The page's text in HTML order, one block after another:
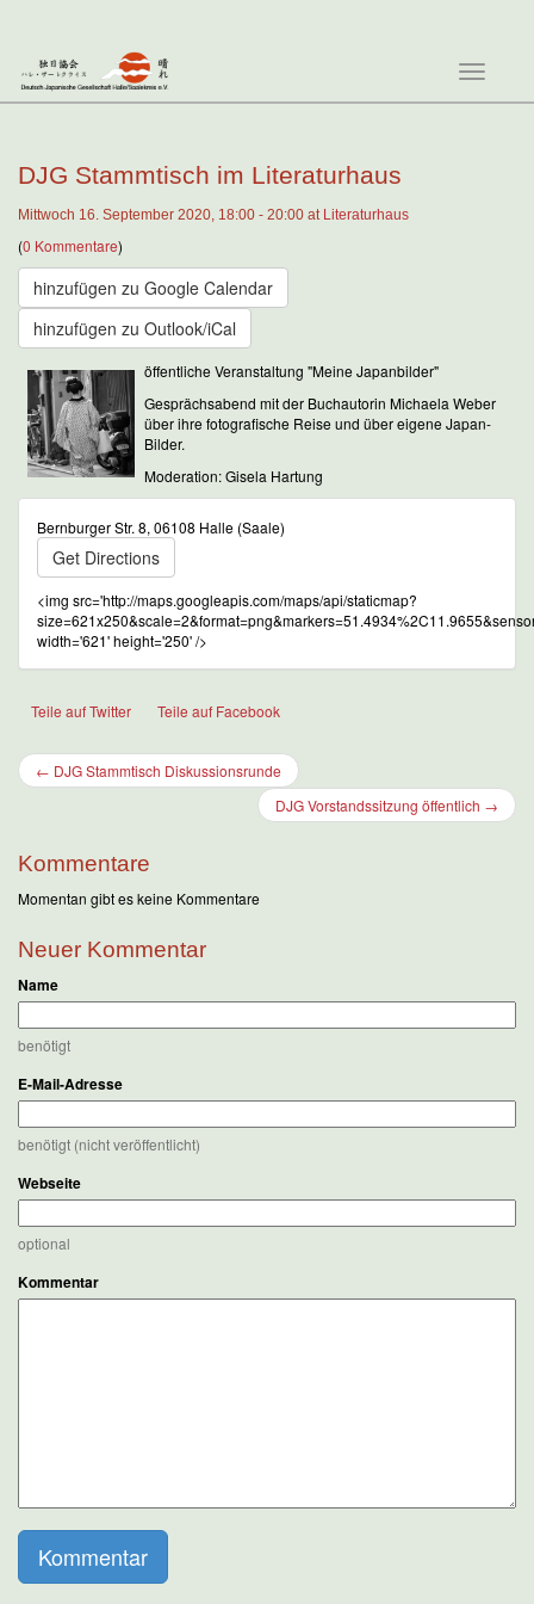
DJG Stammtisch im Literaturhaus
Mittwoch 16. September 2020, 18:00 - 20:00 at Literaturhaus
(0 Kommentare)
hinzufügen zu Google Calendar
hinzufügen zu Outlook/iCal
öffentliche Veranstaltung "Meine Japanbilder"
Gesprächsabend mit der Buchautorin Michaela Weber
über ihre fotografische Reise und über eigene Japan-
Bilder.
Moderation: Gisela Hartung
Bernburger Str. 8, 06108 Halle (Saale)
Get Directions
<img src='http://maps.googleapis.com/maps/api/staticmap?
width='621' height='250' />
Teile auf Twitter Teile auf Facebook
← DJG Stammtisch Diskussionsrunde
DJG Vorstandssitzung öffentlich →
Kommentare
Momentan gibt es keine Kommentare
Neuer Kommentar
Name
benötigt
E-Mail-Adresse
benötigt (nicht veröffentlicht)
Webseite
optional
Kommentar